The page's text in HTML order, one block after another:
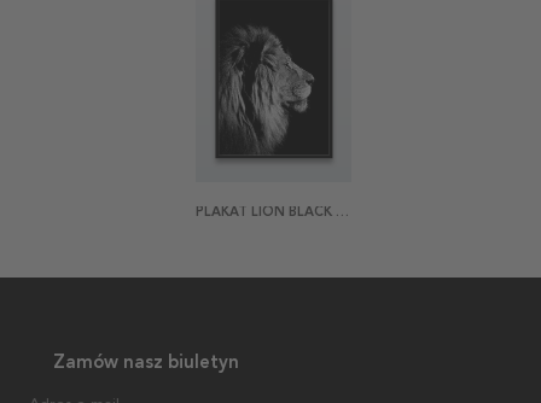
PLAKAT LION BLACK AND WHITE
Zamów nasz biuletyn